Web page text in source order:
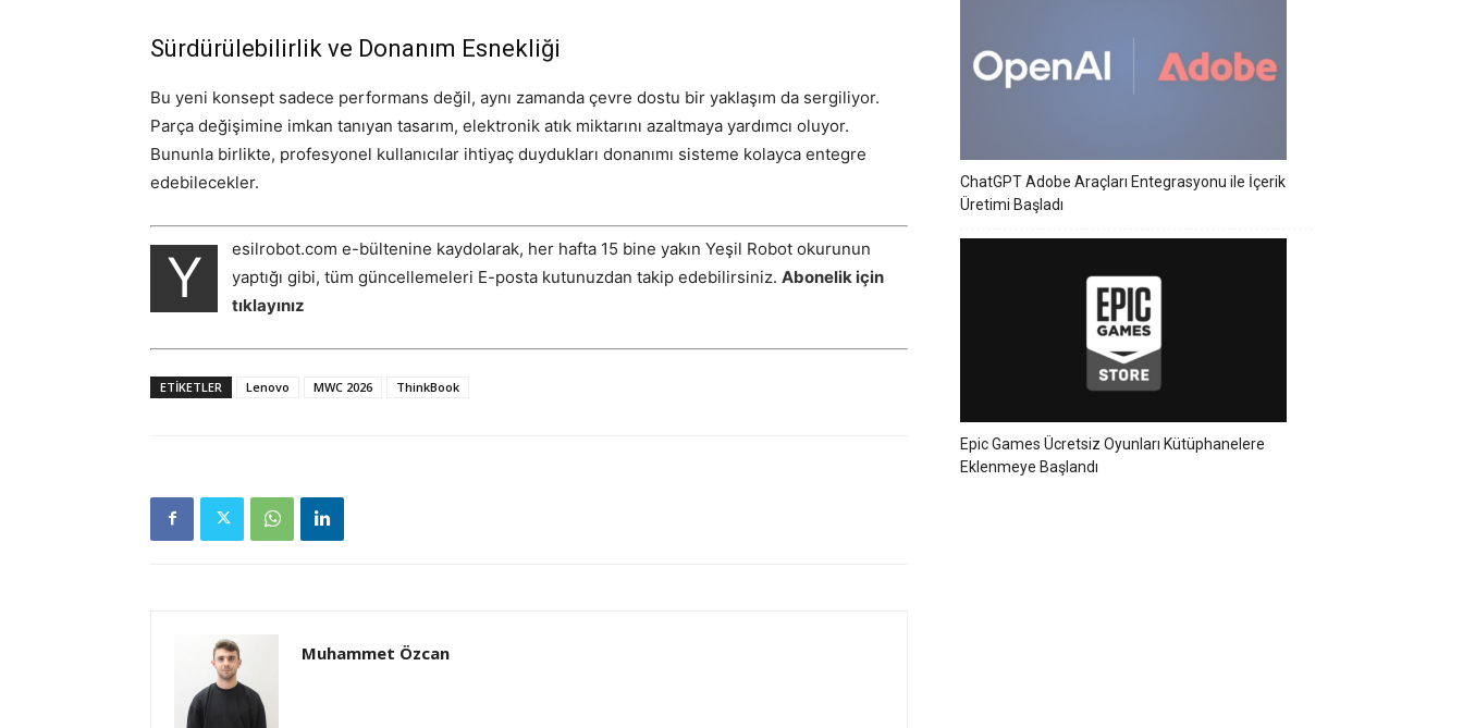
Sürdürülebilirlik ve Donanım Esnekliği
Bu yeni konsept sadece performans değil, aynı zamanda çevre dostu bir yaklaşım da sergiliyor.
Parça değişimine imkan tanıyan tasarım, elektronik atık miktarını azaltmaya yardımcı oluyor.
Bununla birlikte, profesyonel kullanıcılar ihtiyaç duydukları donanımı sisteme kolayca entegre
edebilecekler.
Y
esilrobot.com e-bültenine kaydolarak, her hafta 15 bine yakın Yeşil Robot okurunun
yaptığı gibi, tüm güncellemeleri E-posta kutunuzdan takip edebilirsiniz. Abonelik için
tıklayınız
ETIKETLER Lenovo MWC 2026 ThinkBook
Muhammet Özcan
ChatGPT Adobe Araçları Entegrasyonu ile İçerik
Üretimi Başladı
Epic Games Ücretsiz Oyunları Kütüphanelere
Eklenmeye Başlandı